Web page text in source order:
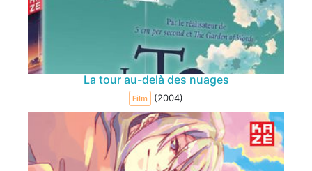
La tour au-delà des nuages
Film (2004)